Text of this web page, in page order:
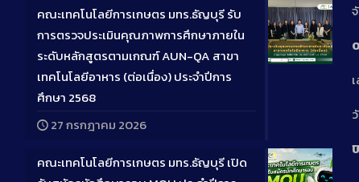
Long
คณะเทคโนโลยีการเกษตร มทร.ธัญบุรี รับ
การตรวจประเมินคุณภาพการศึกษาภายใน
ระดับหลักสูตรตามเกณฑ์ AUN-QA สาขา
เทคโนโลยีอาหาร (ต่อเนื่อง) ประจำปีการ
ศึกษา 2568
27 กรกฎาคม 2026
คณะเทคโนโลยีการเกษตร มทร.ธัญบุรี เปิด